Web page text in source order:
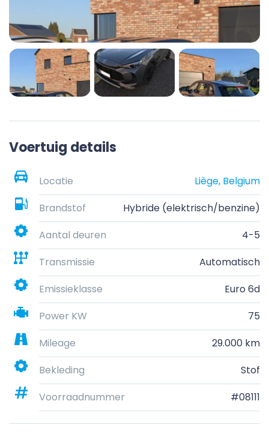
Voertuig details
Locatie
Liège, Belgium
Brandstof
Hybride (elektrisch/benzine)
Aantal deuren
4-5
Transmissie
Automatisch
Emissieklasse
Euro 6d
Power KW
75
Mileage
29.000 km
Bekleding
Stof
Voorraadnummer
#08111